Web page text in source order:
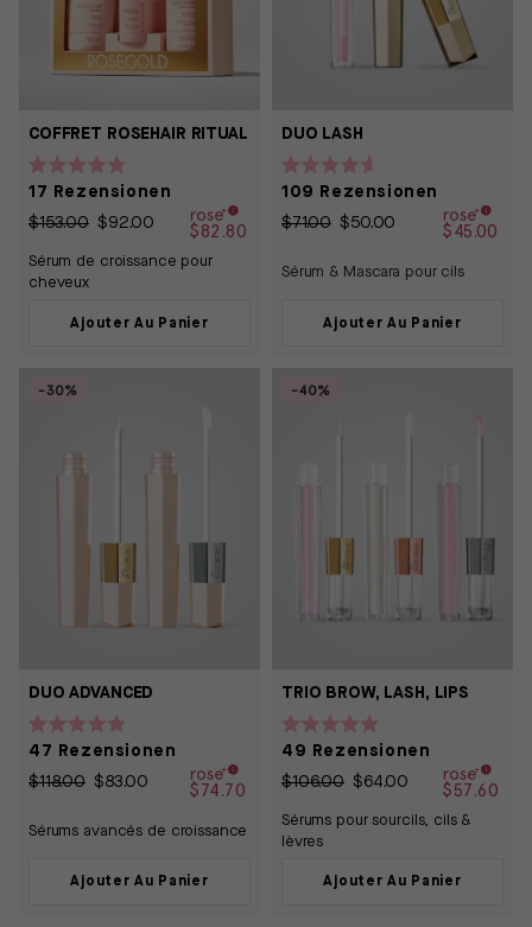
COFFRET ROSEHAIR RITUAL
Mit
4.9
von
5
bewertet
17 Rezensionen
$153.00 $92.00 $82.80
Sérum de croissance pour
cheveux
Ajouter Au Panier
DUO LASH
Mit
4.6
von
5
bewertet
109 Rezensionen
$71.00 $50.00 $45.00
Sérum & Mascara pour cils
Ajouter Au Panier
-30%
DUO ADVANCED
Mit
4.9
von
5
bewertet
47 Rezensionen
$118.00 $83.00 $74.70
Sérums avancés de croissance
Ajouter Au Panier
-40%
TRIO BROW, LASH, LIPS
Mit
4.9
von
5
bewertet
49 Rezensionen
$106.00 $64.00 $57.60
Sérums pour sourcils, cils &
lèvres
Ajouter Au Panier